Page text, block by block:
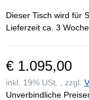
Dieser Tisch wird für
Lieferzeit ca. 3
€ 1.095,00
inkl. 19% USt. , zzgl.
Unverbindliche